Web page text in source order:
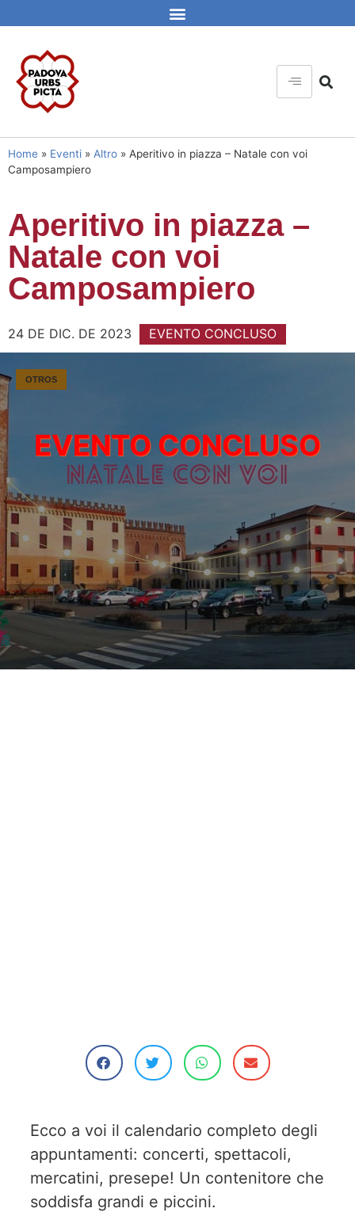
Home » Eventi » Altro » Aperitivo in piazza – Natale con voi
Camposampiero
Aperitivo in piazza –
Natale con voi
Camposampiero
24 DE DIC. DE 2023 EVENTO CONCLUSO
OTROS
Ecco a voi il calendario completo degli
appuntamenti: concerti, spettacoli,
mercatini, presepe! Un contenitore che
soddisfa grandi e piccini.